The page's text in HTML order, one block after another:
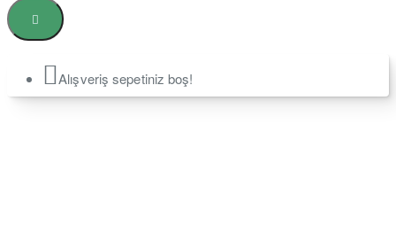
Alışveriş sepetiniz boş!